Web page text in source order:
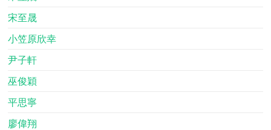
宋至晟
小笠原欣幸
尹子軒
巫俊穎
平思寧
廖偉翔